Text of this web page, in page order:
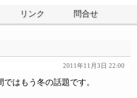
リンク 問合せ
2011年11月3日 22:00
はもう冬の話題です。